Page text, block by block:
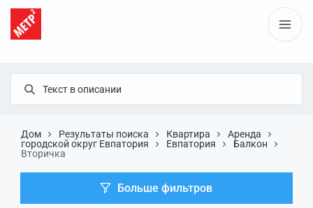
Дом Результаты поиска Квартира
Аренда
городской округ Евпатория
Евпатория
Балкон
Вторичка
Больше фильтров